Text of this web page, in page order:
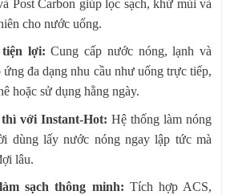
Post Carbon giúp lọc sạch, khử mùi và
cho nước uống.
lợi: Cung cấp nước nóng, lạnh và
đa dạng nhu cầu như uống trực tiếp,
hoặc sử dụng hằng ngày.
với Instant-Hot: Hệ thống làm nóng
dùng lấy nước nóng ngay lập tức mà
lâu.
sạch thông minh: Tích hợp ACS,